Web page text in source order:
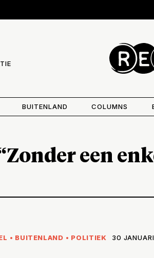
BUITENLAND COLUMNS
een
• BUITENLAND • POLITIEK 30